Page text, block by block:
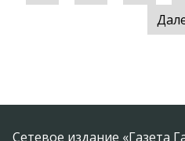
Сетевое издание «Газета